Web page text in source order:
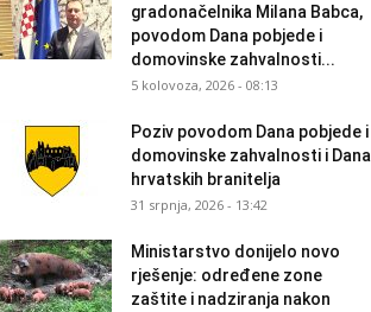
gradonačelnika Milana Babca,
povodom Dana pobjede i
domovinske zahvalnosti...
5 kolovoza, 2026 - 08:13
Poziv povodom Dana pobjede i
domovinske zahvalnosti i Dana
hrvatskih branitelja
31 srpnja, 2026 - 13:42
Ministarstvo donijelo novo
rješenje: određene zone
zaštite i nadziranja nakon